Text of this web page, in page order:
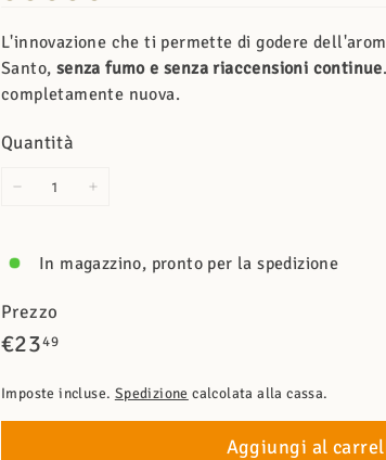
L'innovazione che ti permette di godere
Santo, senza fumo e senza riaccensioni continue
completamente nuova.
Quantità
In magazzino, pronto per la spedizione
Prezzo
Prezzo
listino
€2349€23,49
Imposte incluse. Spedizione calcolata alla cassa.
Aggiungi al